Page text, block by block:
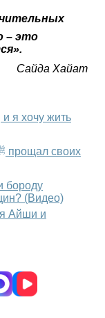
– это
Сайда Хайат
я хочу жить
бороду
(Видео)
Айши и